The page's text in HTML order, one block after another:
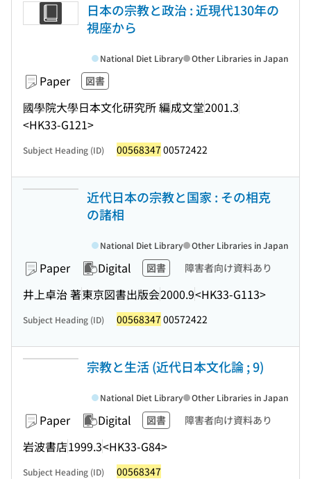
日本の宗教と政治 : 近現代130年の
視座から
Paper 図書
國學院大學日本文化研究所 編成文堂2001.3
<HK33-G121>
National Diet Library Other Libraries in Japan
Subject Heading (ID) 00568347 00572422
近代日本の宗教と国家 : その相克
の諸相
Paper Digital 図書 障害者向け資料あり
井上卓治 著東京図書出版会2000.9<HK33-G113>
National Diet Library Other Libraries in Japan
Subject Heading (ID) 00568347 00572422
宗教と生活 (近代日本文化論 ; 9)
Paper Digital 図書 障害者向け資料あり
岩波書店1999.3<HK33-G84>
National Diet Library Other Libraries in Japan
Subject Heading (ID) 00568347